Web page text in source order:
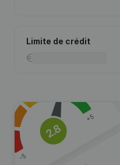
Limite de crédit